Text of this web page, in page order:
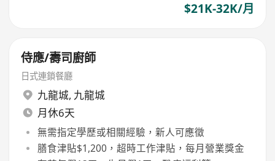
$21K-32K/月
侍應/壽司廚師
日式連鎖餐廳
九龍城, 九龍城
月休6天
無需指定學歷或相關經驗，新人可應徵
膳食津貼$1,200，超時工作津貼，每月營業獎金